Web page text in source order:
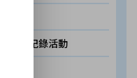
世界紀錄活動